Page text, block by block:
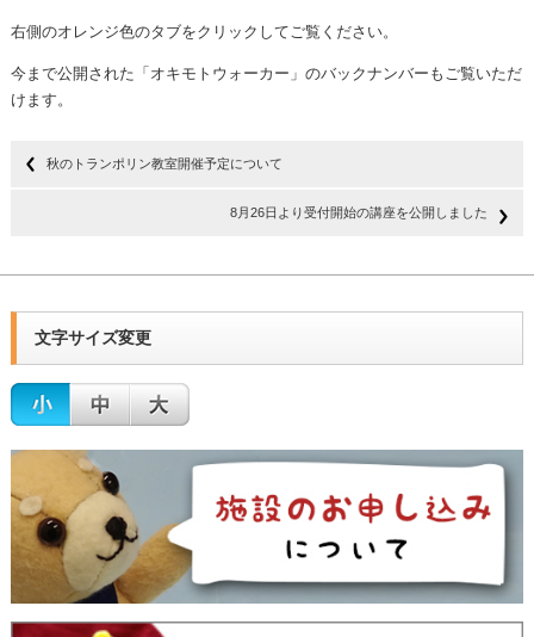
右側のオレンジ色のタブをクリックしてご覧ください。
今まで公開された「オキモトウォーカー」のバックナンバーもご覧いただ
けます。
秋のトランポリン教室開催予定について
8月26日より受付開始の講座を公開しました
文字サイズ変更